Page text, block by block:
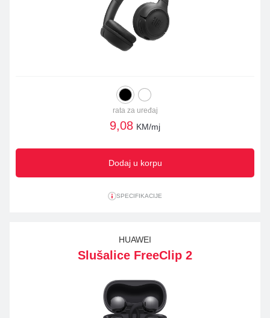
rata za uređaj
9,08 KM/mj
Dodaj u korpu
SPECIFIKACIJE
HUAWEI
Slušalice FreeClip 2